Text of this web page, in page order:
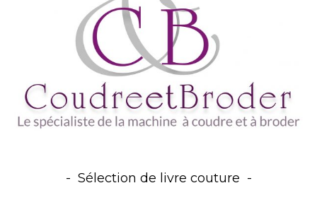
Sélection de livre couture